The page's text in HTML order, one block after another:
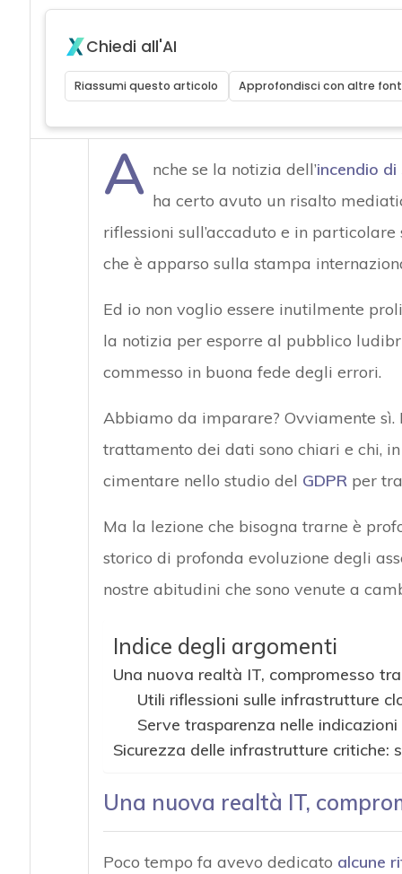
Chiedi all'AI
Riassumi questo articolo Approfondisci con altre
A nche se la notizia dell’incendio
ha certo avuto un risalto
riflessioni sull’accaduto e in
che è apparso sulla stampa
Ed io non voglio essere inutilmente
la notizia per esporre al pubblico
commesso in buona fede degli errori.
Abbiamo da imparare? Ovviamente
trattamento dei dati sono chiari e chi,
cimentare nello studio del GDPRper
Ma la lezione che bisogna trarne è
storico di profonda evoluzione degli
nostre abitudini che sono venute a
Indice degli argomenti
Una nuova realtà IT, compromesso
Utili riflessioni sulle infrastrutture
Serve trasparenza nelle
Sicurezza delle infrastrutture critiche:
Una nuova realtà IT,
Poco tempo fa avevo dedicato alcune